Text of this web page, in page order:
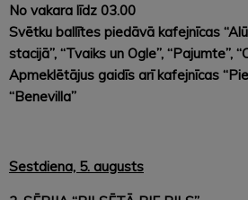
No vakara līdz 03.00
Svētku ballītes piedāvā kafejnīcas
stacijā”, “Tvaiks un Ogle”, “Pajumte”,
Apmeklētājus gaidīs arī kafejnīcas
“Benevilla”
Sestdiena, 5. augusts